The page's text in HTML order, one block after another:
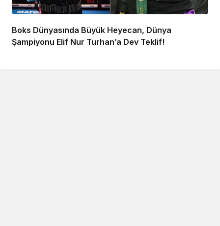
Boks Dünyasında Büyük Heyecan, Dünya
Şampiyonu Elif Nur Turhan’a Dev Teklif!